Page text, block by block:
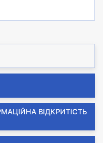
ВІДКРИТІСТЬ